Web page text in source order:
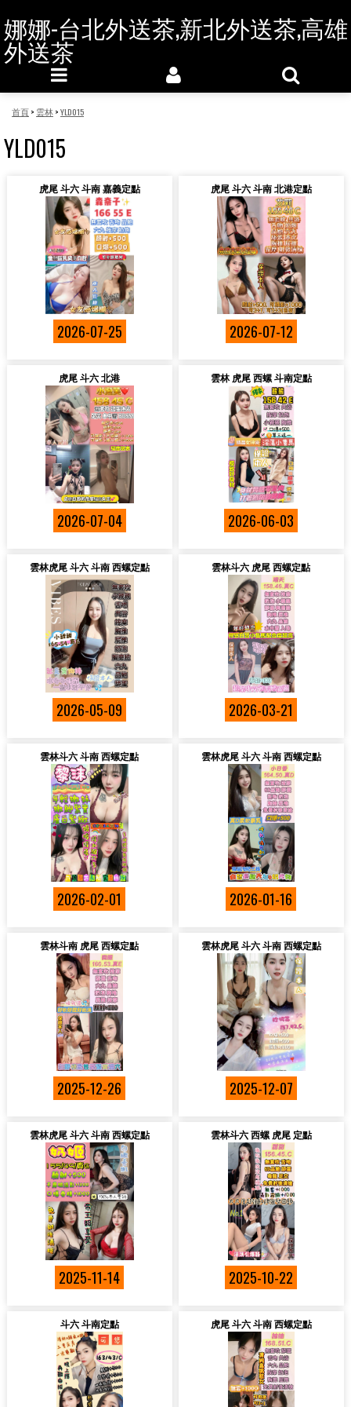
娜娜-台北外送茶,新北外送茶,高雄
外送茶
首頁> 雲林>YLD015
YLD015
虎尾 斗六 斗南 嘉義定點
2026-07-25
虎尾 斗六 斗南 北港定點
2026-07-12
虎尾 斗六 北港
2026-07-04
雲林 虎尾 西螺 斗南定點
2026-06-03
雲林虎尾 斗六 斗南 西螺定點
2026-05-09
雲林斗六 虎尾 西螺定點
2026-03-21
雲林斗六 斗南 西螺定點
2026-02-01
雲林虎尾 斗六 斗南 西螺定點
2026-01-16
雲林斗南 虎尾 西螺定點
2025-12-26
雲林虎尾 斗六 斗南 西螺定點
2025-12-07
雲林虎尾 斗六 斗南 西螺定點
2025-11-14
雲林斗六 西螺 虎尾 定點
2025-10-22
斗六 斗南定點 虎尾 斗六 斗南 西螺定點